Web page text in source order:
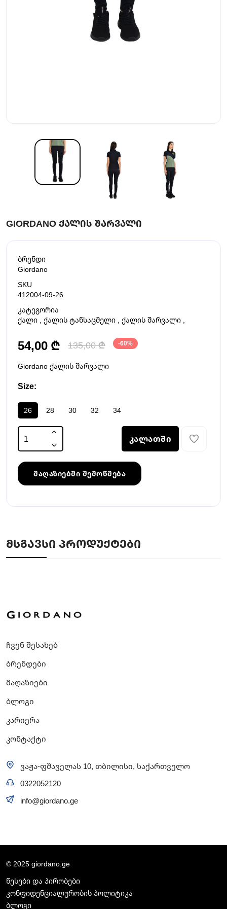
GIORDANO ᲥᲐᲚᲘᲡ ᲨᲐᲠᲕᲐᲚᲘ
ბრენდი
Giordano
SKU
412004-09-26
კატეგორია
ქალი
ქალის ტანსაცმელი ქალის შარვალი
54,00 ₾ 135,00 ₾ -60%
Giordano ქალის შარვალი
Size:
26 28 30 32 34
კალათში
მაღაზიებში შემოწმება
ᲛᲡᲒᲐᲕᲡᲘ ᲞᲠᲝᲓᲣᲥᲢᲔᲑᲘ
ჩვენ შესახებ
ბრენდები
მაღაზიები
ბლოგი
კარიერა
კონტაქტი
ვაჟა-ფშაველას 10, თბილისი, საქართველო
0322052120
info@giordano.ge
© 2025 giordano.ge
წესები და პირობები
კონფიდენციალურობის პოლიტიკა
ბლოგი